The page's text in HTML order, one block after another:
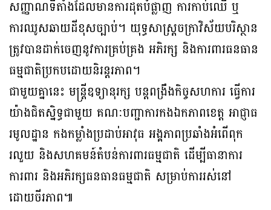
សញ្ញាណទីតាំងដែលមានការដុតបំផ្លាញ ការកាប់ឈើ ឬ
ការឈូសឆាយដីខុសច្បាប់។ យុទ្ធសាស្ត្រចក្រាវិស័យបរិស្ថាន
ត្រូវបានដាក់ចេញនូវការគ្រប់គ្រង អភិរក្ស និងការពារធនធាន
ធម្មជាតិប្រកបដោយនិរន្តរភាព។
ជាមួយគ្នានេះ មន្រ្តីឧទ្យានុរក្ស បន្តពង្រឹងកិច្ចសហការ ធ្វើការ
យ៉ាងជិតស្និទ្ធជាមួយ គណៈបញ្ជាការកងឯកភាពខេត្ត អាជ្ញាធ
រមូលដ្ឋាន កងកម្លាំងប្រដាប់អាវុធ អង្គភាពប្រឆាំងអំពើពុក
រលួយ និងសហគមន៍តំបន់ការពារធម្មជាតិ ដើម្បីធានាការ
ការពារ និងអភិរក្សធនធានធម្មជាតិ សម្រាប់ការរស់នៅ
ដោយចីរភាព៕